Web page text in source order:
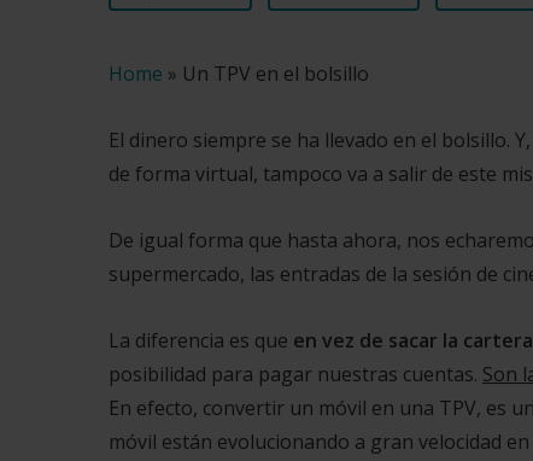
Home » Un TPV en el bolsillo
El dinero siempre se ha llevado en el bolsillo.
de forma virtual, tampoco va a salir de este
De igual forma que hasta ahora, nos
supermercado, las entradas de la sesión de
La diferencia es que en vez de sacar la
posibilidad para pagar nuestras cuentas. Son
En efecto, convertir un móvil en una TPV, es
móvil están evolucionando a gran velocidad